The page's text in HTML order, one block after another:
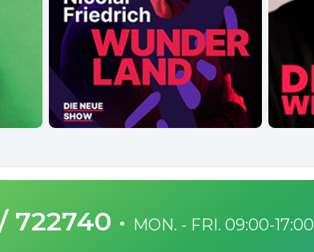
722740 · MON. - FRI. 09:00-17:00